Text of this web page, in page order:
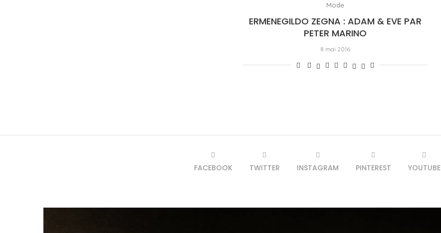
Mode
ERMENEGILDO ZEGNA : ADAM & EVE PAR
PETER MARINO
8 mai 2016
FACEBOOK TWITTER INSTAGRAM PINTEREST YOUTUBE